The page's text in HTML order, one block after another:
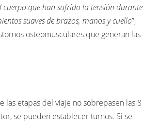
cuerpo que han sufrido la tensión durante
suaves de brazos, manos y cuello”,
osteomusculares que generan las
las etapas del viaje no sobrepasen las 8
se pueden establecer turnos. Si se